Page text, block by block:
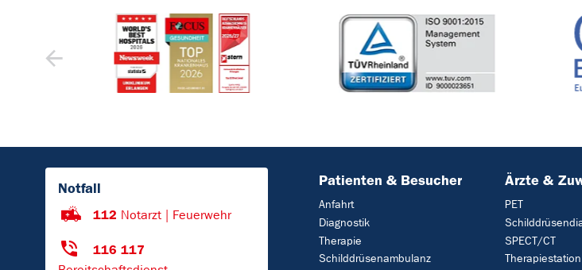
Notfall
112 Notarzt | Feuerwehr
116 117
Patienten & Besucher
Anfahrt
Diagnostik
Therapie
Schilddrüsenambulanz
Ärzte &
PET
SPECT/CT
Therapiestation